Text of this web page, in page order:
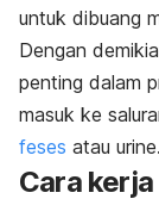
untuk dibuang
Dengan
penting dalam
masuk ke
feses atau urine.
Cara